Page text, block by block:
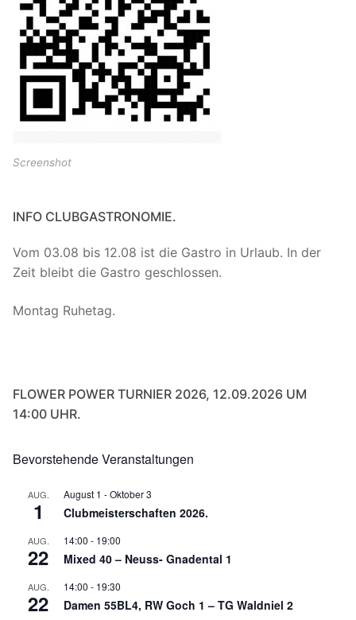
Screenshot
INFO CLUBGASTRONOMIE.
Vom 03.08 bis 12.08 ist die Gastro in Urlaub. In der
Zeit bleibt die Gastro geschlossen.
Montag Ruhetag.
FLOWER POWER TURNIER 2026, 12.09.2026 UM
14:00 UHR.
Bevorstehende Veranstaltungen
AUG.
1
August 1 -Oktober 3
Clubmeisterschaften 2026.
AUG.
22
14:00 - 19:00
Mixed 40 – Neuss- Gnadental 1
AUG.
22
14:00 - 19:30
Damen 55BL4, RW Goch 1 – TG Waldniel 2